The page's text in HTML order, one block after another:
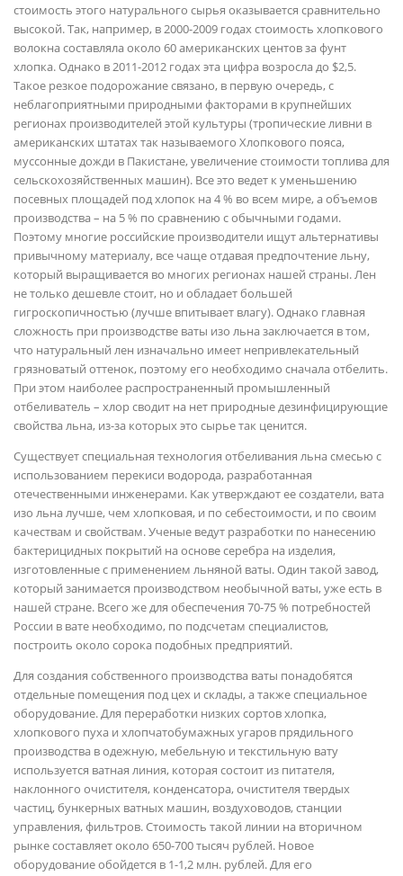
стоимость этого натурального сырья оказывается сравнительно
высокой. Так, например, в 2000-2009 годах стоимость хлопкового
волокна составляла около 60 американских центов за фунт
хлопка. Однако в 2011-2012 годах эта цифра возросла до $2,5.
Такое резкое подорожание связано, в первую очередь, с
неблагоприятными природными факторами в крупнейших
регионах производителей этой культуры (тропические ливни в
американских штатах так называемого Хлопкового пояса,
муссонные дожди в Пакистане, увеличение стоимости топлива для
сельскохозяйственных машин). Все это ведет к уменьшению
посевных площадей под хлопок на 4 % во всем мире, а объемов
производства – на 5 % по сравнению с обычными годами.
Поэтому многие российские производители ищут альтернативы
привычному материалу, все чаще отдавая предпочтение льну,
который выращивается во многих регионах нашей страны. Лен
не только дешевле стоит, но и обладает большей
гигроскопичностью (лучше впитывает влагу). Однако главная
сложность при производстве ваты изо льна заключается в том,
что натуральный лен изначально имеет непривлекательный
грязноватый оттенок, поэтому его необходимо сначала отбелить.
При этом наиболее распространенный промышленный
отбеливатель – хлор сводит на нет природные дезинфицирующие
свойства льна, из-за которых это сырье так ценится.
Существует специальная технология отбеливания льна смесью с
использованием перекиси водорода, разработанная
отечественными инженерами. Как утверждают ее создатели, вата
изо льна лучше, чем хлопковая, и по себестоимости, и по своим
качествам и свойствам. Ученые ведут разработки по нанесению
бактерицидных покрытий на основе серебра на изделия,
изготовленные с применением льняной ваты. Один такой завод,
который занимается производством необычной ваты, уже есть в
нашей стране. Всего же для обеспечения 70-75 % потребностей
России в вате необходимо, по подсчетам специалистов,
построить около сорока подобных предприятий.
Для создания собственного производства ваты понадобятся
отдельные помещения под цех и склады, а также специальное
оборудование. Для переработки низких сортов хлопка,
хлопкового пуха и хлопчатобумажных угаров прядильного
производства в одежную, мебельную и текстильную вату
используется ватная линия, которая состоит из питателя,
наклонного очистителя, конденсатора, очистителя твердых
частиц, бункерных ватных машин, воздуховодов, станции
управления, фильтров. Стоимость такой линии на вторичном
рынке составляет около 650-700 тысяч рублей. Новое
оборудование обойдется в 1-1,2 млн. рублей. Для его